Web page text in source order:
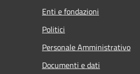
Enti e fondazioni
Politici
Personale Amministrativo
Documenti e dati